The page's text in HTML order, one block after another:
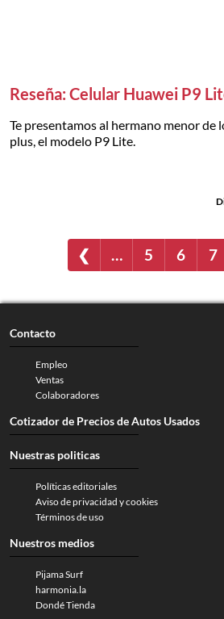
Reseña: Celular Huawei P9
Te presentamos al hermano menor de
plus, el modelo P9 Lite.
❮ … 5 6 7
Contacto
Empleo
Ventas
Colaboradores
Cotizador de Precios de Autos Usados
Nuestras politicas
Políticas editoriales
Aviso de privacidad y cookies
Términos de uso
Nuestros medios
Pijama Surf
harmonia.la
Dondé Tienda